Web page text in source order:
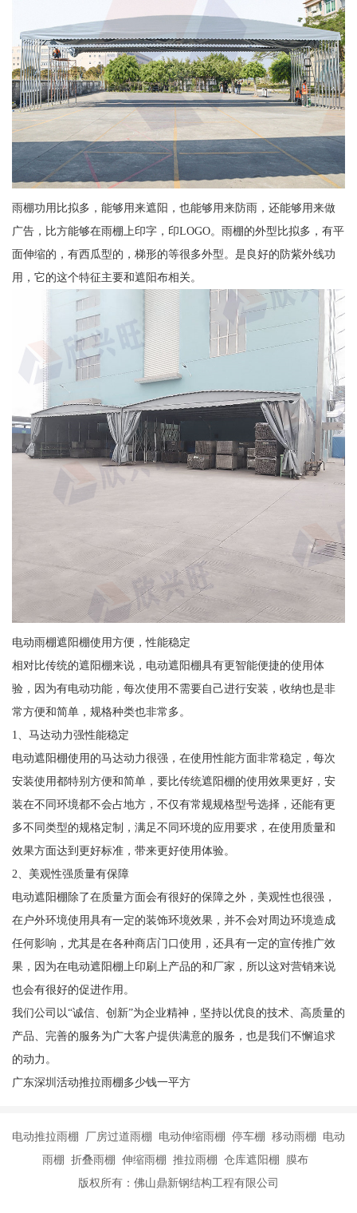
雨棚功用比拟多，能够用来遮阳，也能够用来防雨，还能够用来做
广告，比方能够在雨棚上印字，印LOGO。雨棚的外型比拟多，有平
面伸缩的，有西瓜型的，梯形的等很多外型。是良好的防紫外线功
用，它的这个特征主要和遮阳布相关。
电动雨棚遮阳棚使用方便，性能稳定
相对比传统的遮阳棚来说，电动遮阳棚具有更智能便捷的使用体
验，因为有电动功能，每次使用不需要自己进行安装，收纳也是非
常方便和简单，规格种类也非常多。
1、马达动力强性能稳定
电动遮阳棚使用的马达动力很强，在使用性能方面非常稳定，每次
安装使用都特别方便和简单，要比传统遮阳棚的使用效果更好，安
装在不同环境都不会占地方，不仅有常规规格型号选择，还能有更
多不同类型的规格定制，满足不同环境的应用要求，在使用质量和
效果方面达到更好标准，带来更好使用体验。
2、美观性强质量有保障
电动遮阳棚除了在质量方面会有很好的保障之外，美观性也很强，
在户外环境使用具有一定的装饰环境效果，并不会对周边环境造成
任何影响，尤其是在各种商店门口使用，还具有一定的宣传推广效
果，因为在电动遮阳棚上印刷上产品的和厂家，所以这对营销来说
也会有很好的促进作用。
我们公司以“诚信、创新”为企业精神，坚持以优良的技术、高质量的
产品、完善的服务为广大客户提供满意的服务，也是我们不懈追求
的动力。
广东深圳活动推拉雨棚多少钱一平方
电动推拉雨棚 厂房过道雨棚 电动伸缩雨棚 停车棚 移动雨棚 电动
雨棚 折叠雨棚 伸缩雨棚 推拉雨棚 仓库遮阳棚 膜布
版权所有：佛山鼎新钢结构工程有限公司